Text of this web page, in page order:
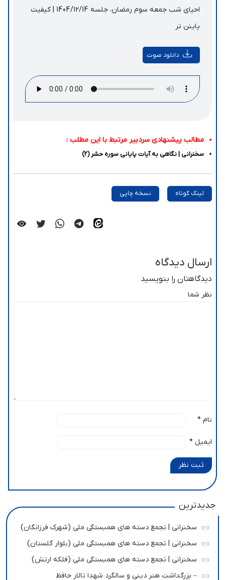
احیای شب جمعه سوم رمضان، جلسه 1404/12/14 | کیفیت
پاینن تر
دانلود صوت
مطالب پیشنهادی سردبیر مرتبط با این مطلب :
سخنرانی | نگاهی به آیات پایانی سوره حشر (2)
لینک کوتاه نسخه چاپی
ارسال دیدگاه
دیدگاهتان را بنویسید
نظر شما
نام *
ایمیل *
ثبت نظر
جدیدترین
سخنرانی | تجمع دسته های همبستگی ملی (شهرک فرزانگان)
سخنرانی | تجمع دسته های همبستگی ملی (بلوار گلستان)
سخنرانی | تجمع دسته های همبستگی ملی (فلکه ارتش)
– بزرگداشت هنر دینی و سالگرد شهدا تالار حافظ